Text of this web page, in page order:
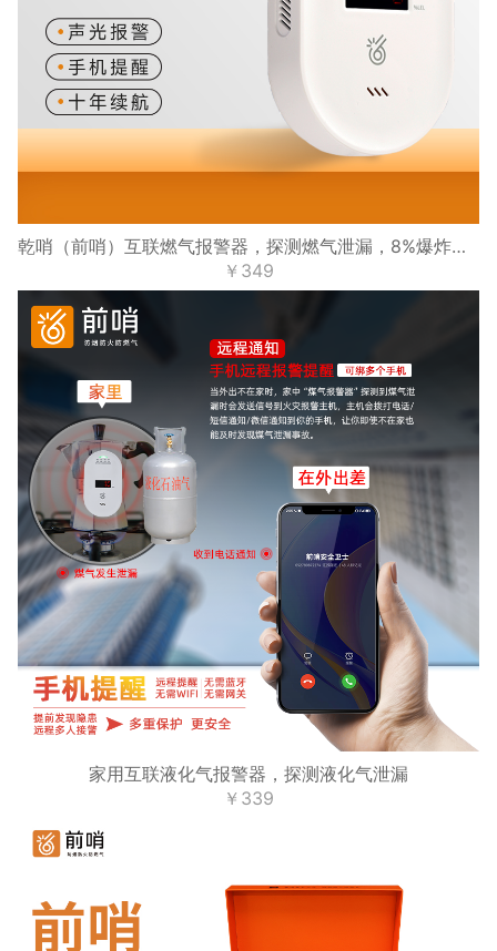
乾哨（前哨）互联燃气报警器，探测燃气泄漏，8%爆炸下限浓度报警，十年寿命，手机提醒，可接电磁阀、机械手、继电器
￥349
家用互联液化气报警器，探测液化气泄漏
￥339